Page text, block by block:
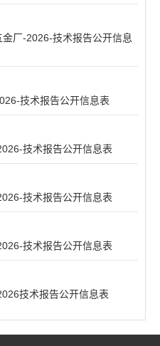
厂-2026-技术报告公开信息
技术报告公开信息表
技术报告公开信息表
技术报告公开信息表
技术报告公开信息表
技术报告公开信息表